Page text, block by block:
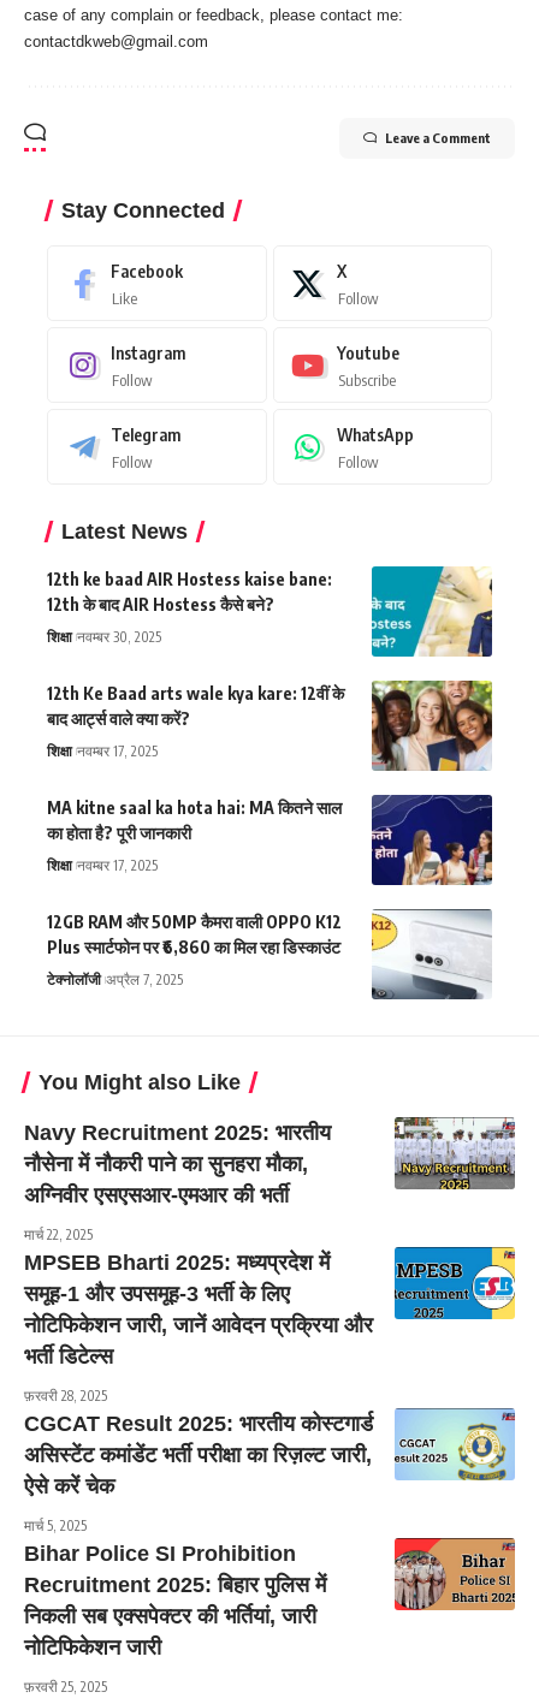
case of any complain or feedback, please contact me:
contactdkweb@gmail.com
Leave a Comment
Stay Connected
Facebook
Like
X
Follow
Instagram
Follow
Youtube
Subscribe
Telegram
Follow
WhatsApp
Follow
Latest News
12th ke baad AIR Hostess kaise bane:
12th के बाद AIR Hostess कैसे बने?
शिक्षा नवम्बर 30, 2025
12th Ke Baad arts wale kya kare: 12वीं के
बाद आर्ट्स वाले क्या करें?
शिक्षा नवम्बर 17, 2025
MA kitne saal ka hota hai: MA कितने साल
का होता है? पूरी जानकारी
शिक्षा नवम्बर 17, 2025
12GB RAM और 50MP कैमरा वाली OPPO K12
Plus स्मार्टफोन पर ₹6,860 का मिल रहा डिस्काउंट
टेक्नोलॉजी अप्रैल 7, 2025
You Might also Like
Navy Recruitment 2025: भारतीय
नौसेना में नौकरी पाने का सुनहरा मौका,
अग्निवीर एसएसआर-एमआर की भर्ती
मार्च 22, 2025
MPSEB Bharti 2025: मध्यप्रदेश में
समूह-1 और उपसमूह-3 भर्ती के लिए
नोटिफिकेशन जारी, जानें आवेदन प्रक्रिया और
भर्ती डिटेल्स
फ़रवरी 28, 2025
CGCAT Result 2025: भारतीय कोस्टगार्ड
असिस्टेंट कमांडेंट भर्ती परीक्षा का रिज़ल्ट जारी,
ऐसे करें चेक
मार्च 5, 2025
Bihar Police SI Prohibition
Recruitment 2025: बिहार पुलिस में
निकली सब एक्सपेक्टर की भर्तियां, जारी
नोटिफिकेशन जारी
फ़रवरी 25, 2025